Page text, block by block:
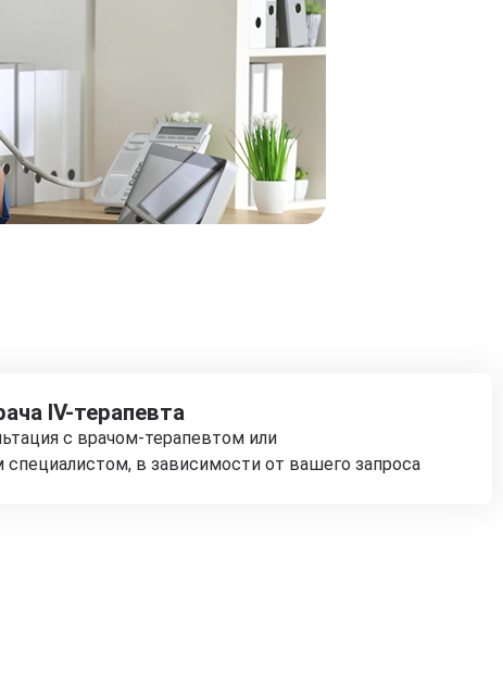
IV-терапевта
с врачом-терапевтом или
в зависимости от вашего запроса